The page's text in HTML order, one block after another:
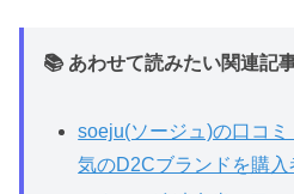
📚 あわせて読みたい関連記
soeju(ソージュ)の口コ
気のD2Cブランドを購